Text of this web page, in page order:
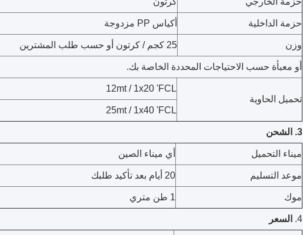
حزمة الداخلية أكياس PP مزدوجة
وزن 25 كجم / كرتون أو حسب طلب المشترين
أو معبأة حسب الاحتياجات المحددة الخاصة بك.
تحميل الحاوية
12mt / 1x20 'FCL
25mt / 1x40 'FCL
3. الشحن
ميناء التحميل أي ميناء الصين
موعد التسليم 20 أيام بعد تأكيد طلبك
موك 1 طن متري
4. السعر